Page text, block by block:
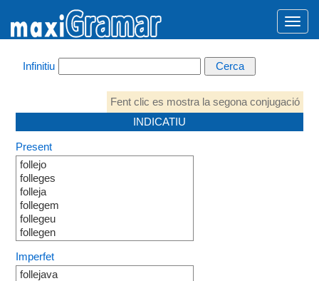
Infinitiu
Fent clic es mostra la segona conjugació
INDICATIU
Present
follejo
folleges
folleja
follegem
follegeu
follegen
Imperfet
follejava